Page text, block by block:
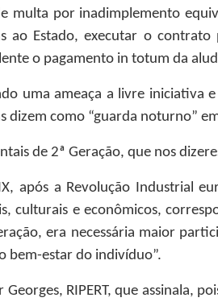
multa por inadimplemento
ao Estado, executar o
o pagamento in totum da
uma ameaça a livre iniciativa
como “guarda noturno”
de 2ª Geração, que nos
após a Revolução Industrial
culturais e econômicos,
era necessária maior
bem-estar do indivíduo”.
RIPERT, que assinala,